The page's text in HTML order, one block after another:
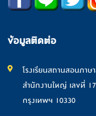
ข้อมูลติดต่อ
โรงเรียนสถานสอนภาษ
สำนักงานใหญ่ เลขที่
กรุงเทพฯ 10330